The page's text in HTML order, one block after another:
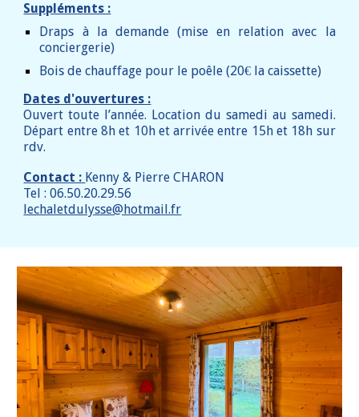
Suppléments :
Draps à la demande (mise en relation avec la
conciergerie)
Bois de chauffage pour le poêle (20€ la caissette)
Dates d'ouvertures :
Ouvert toute l’année. Location du samedi au samedi.
Départ entre 8h et 10h et arrivée entre 15h et 18h sur
rdv.
Contact : Kenny & Pierre CHARON
Tel : 06.50.20.29.56
lechaletdulysse@hotmail.fr